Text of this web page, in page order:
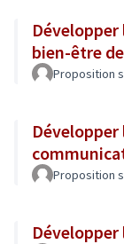
bien-être
Proposition
Proposition